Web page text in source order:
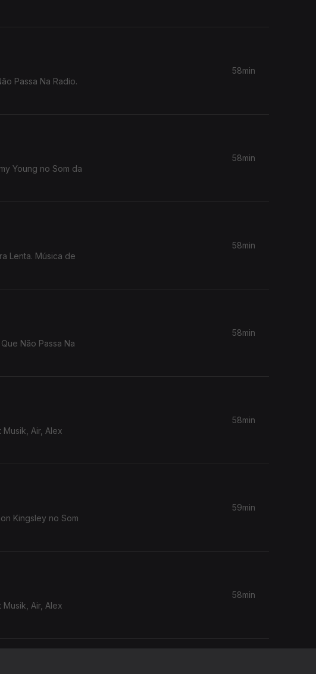
Passa Na Radio.
58min
58min
Lenta. Música de
58min
58min
Air, Alex
58min
Kingsley no Som
59min
Air, Alex
58min